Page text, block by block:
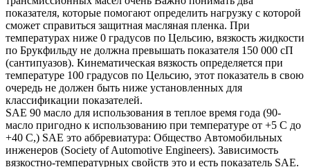
показателя, которые помогают определить нагрузку с которой
сможет справиться защитная масляная пленка. При
температурах ниже 0 градусов по Цельсию, вязкость жидкости
по Брукфильду не должна превышать показателя 150 000 сП
(сантипуазов). Кинематическая вязкость определяется при
температуре 100 градусов по Цельсию, этот показатель в свою
очередь не должен быть ниже установленных для
классификации показателей.
SAE 90 масло для использования в теплое время года (90-
масло пригодно к использованию при температуре от +5 С до
+40 С,) SAE это аббревиатура: Общество Автомобильных
инженеров (Society of Automotive Engineers). Зависимость
вязкостно-температурных свойств это и есть показатель SAE.